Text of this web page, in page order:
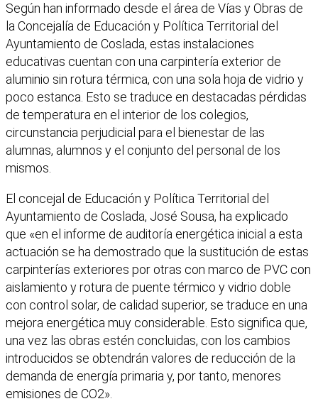
Según han informado desde el área de Vías y Obras de
la Concejalía de Educación y Política Territorial del
Ayuntamiento de Coslada, estas instalaciones
educativas cuentan con una carpintería exterior de
aluminio sin rotura térmica, con una sola hoja de vidrio y
poco estanca. Esto se traduce en destacadas pérdidas
de temperatura en el interior de los colegios,
circunstancia perjudicial para el bienestar de las
alumnas, alumnos y el conjunto del personal de los
mismos.
El concejal de Educación y Política Territorial del
Ayuntamiento de Coslada, José Sousa, ha explicado
que «en el informe de auditoría energética inicial a esta
actuación se ha demostrado que la sustitución de estas
carpinterías exteriores por otras con marco de PVC con
aislamiento y rotura de puente térmico y vidrio doble
con control solar, de calidad superior, se traduce en una
mejora energética muy considerable. Esto significa que,
una vez las obras estén concluidas, con los cambios
introducidos se obtendrán valores de reducción de la
demanda de energía primaria y, por tanto, menores
emisiones de CO2».